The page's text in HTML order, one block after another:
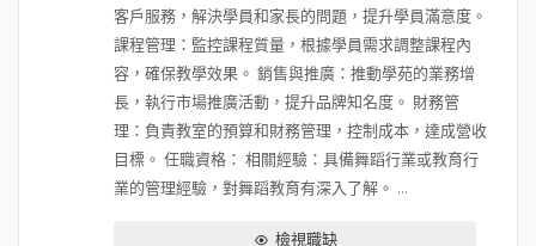
客戶服務，解決學員和家長的問題，提升學員滿意度。
課程管理：監控課程質量，根據學員需求調整課程內
容，確保教學效果。 銷售與推廣：推動學苑的業務增
長，執行市場推廣活動，提升品牌知名度。 財務管
理：負責教室的預算和財務管理，控制成本，達成營收
目標。 任職資格： 相關經驗：具備舞蹈行業或教育行
業的管理經驗，對舞蹈教育有深入了解。 ...
檢視職缺